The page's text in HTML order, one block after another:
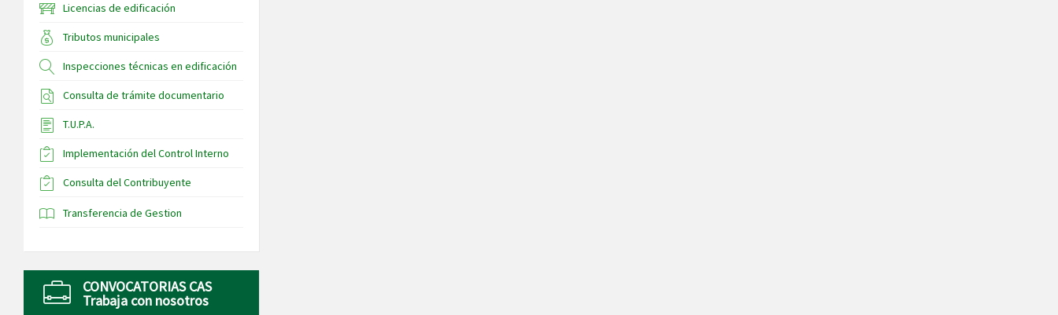
Licencias de edificación
Tributos municipales
Inspecciones técnicas en edificación
Consulta de trámite documentario
T.U.P.A.
Implementación del Control Interno
Consulta del Contribuyente
Transferencia de Gestion
CONVOCATORIAS CAS
Trabaja con nosotros